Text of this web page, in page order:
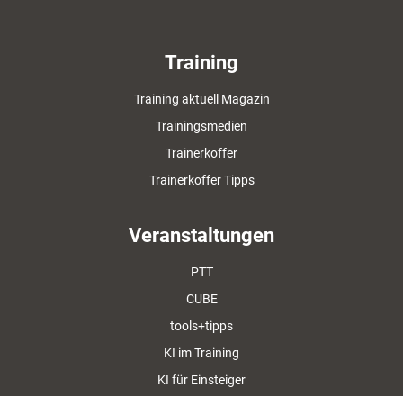
Training
Training aktuell Magazin
Trainingsmedien
Trainerkoffer
Trainerkoffer Tipps
Veranstaltungen
PTT
CUBE
tools+tipps
KI im Training
KI für Einsteiger